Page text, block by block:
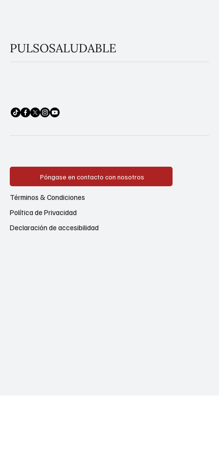
PULSOSALUDABLE
Póngase en contacto con nosotros
Política de Privacidad
Términos & Condiciones
Declaración de accesibilidad